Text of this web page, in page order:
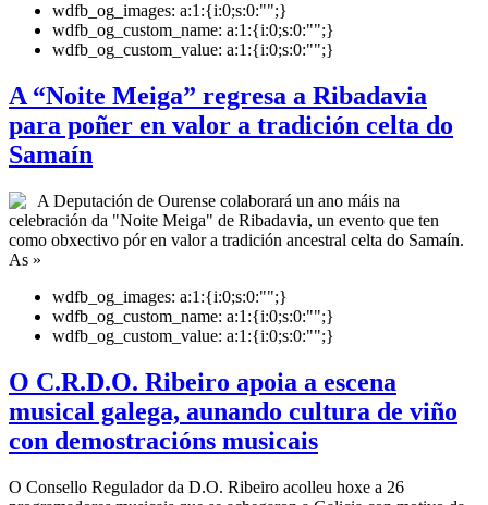
wdfb_og_images: a:1:{i:0;s:0:"";}
wdfb_og_custom_name: a:1:{i:0;s:0:"";}
wdfb_og_custom_value: a:1:{i:0;s:0:"";}
A “Noite Meiga” regresa a Ribadavia
para poñer en valor a tradición celta do
Samaín
A Deputación de Ourense colaborará un ano máis na
celebración da "Noite Meiga" de Ribadavia, un evento que ten
como obxectivo pór en valor a tradición ancestral celta do Samaín.
As »
wdfb_og_images: a:1:{i:0;s:0:"";}
wdfb_og_custom_name: a:1:{i:0;s:0:"";}
wdfb_og_custom_value: a:1:{i:0;s:0:"";}
O C.R.D.O. Ribeiro apoia a escena
musical galega, aunando cultura de viño
con demostracións musicais
O Consello Regulador da D.O. Ribeiro acolleu hoxe a 26